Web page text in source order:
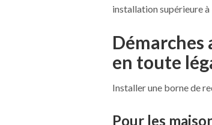
installation supérieure
en toute
Installer une borne de
Pour les